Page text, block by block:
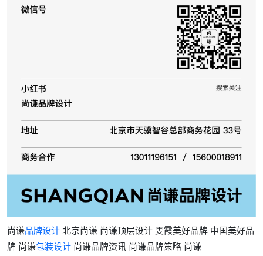
尚谦品牌设计 北京尚谦 尚谦顶层设计 雯霞美好品牌 中国美好品
牌 尚谦包装设计 尚谦品牌资讯 尚谦品牌策略 尚谦